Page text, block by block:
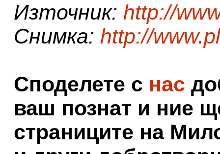
Източник: http://
Снимка: http://
Споделете с нас
ваш познат и ние
страниците на